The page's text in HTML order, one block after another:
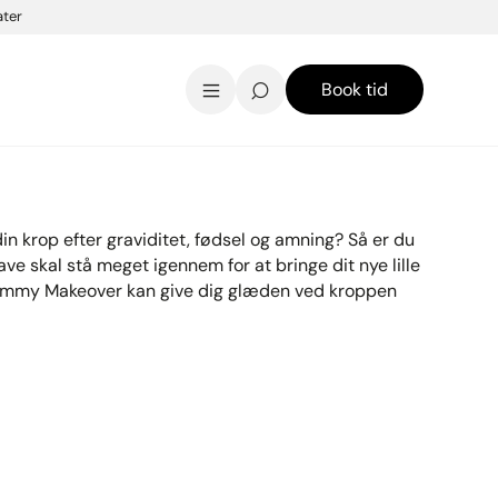
Book tid
krop efter graviditet, fødsel og amning? Så er du
skal stå meget igennem for at bringe dit nye lille
Makeover kan give dig glæden ved kroppen